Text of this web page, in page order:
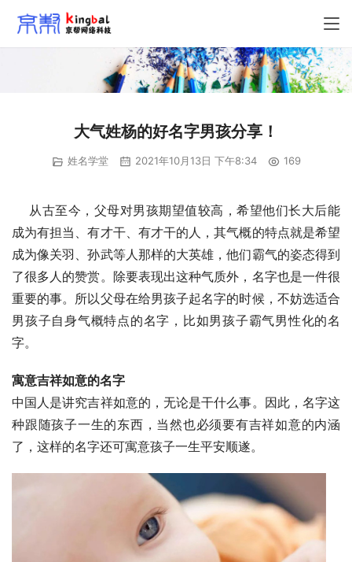
大气姓杨的好名字男孩分享！
姓名学堂 2021年10月13日 下午8:34 169
成为有担当、有才干、有才干的人，其气概的特点就是希望
成为像关羽、孙武等人那样的大英雄，他们霸气的姿态得到
了很多人的赞赏。除要表现出这种气质外，名字也是一件很
重要的事。所以父母在给男孩子起名字的时候，不妨选适合
男孩子自身气概特点的名字，比如男孩子霸气男性化的名
字。
寓意吉祥如意的名字
中国人是讲究吉祥如意的，无论是干什么事。因此，名字这
种跟随孩子一生的东西，当然也必须要有吉祥如意的内涵
了，这样的名字还可寓意孩子一生平安顺遂。